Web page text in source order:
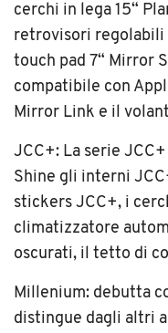
cerchi in lega 15“
retrovisori
touch pad 7“ Mirror
compatibile con
Mirror Link e il
JCC+: La serie
Shine gli interni
stickers JCC+, i
climatizzatore
oscurati, il tetto di
Millenium: debutta
distingue dagli altri